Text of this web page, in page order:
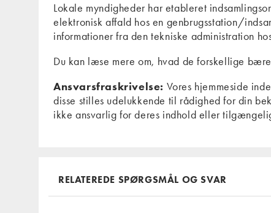
Lokale myndigheder har etableret
elektronisk affald hos en genbrugsstation/
informationer fra den tekniske administration
Du kan læse mere om, hvad de forskellige
Ansvarsfraskrivelse: Vores hjemmeside
disse stilles udelukkende til rådighed for din
ikke ansvarlig for deres indhold eller
RELATEREDE SPØRGSMÅL OG SVAR